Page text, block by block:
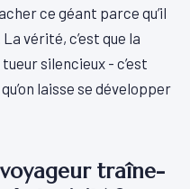
ce géant parce qu’il
vérité, c’est que la
silencieux - c’est
qu’on laisse se développer
traîne-